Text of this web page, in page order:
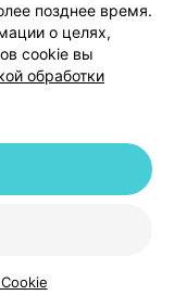
глюкозы
или
гипоксии, или
окисления
глюкозы,
с ней
позднее время.
о целях,
cookie вы
обработки